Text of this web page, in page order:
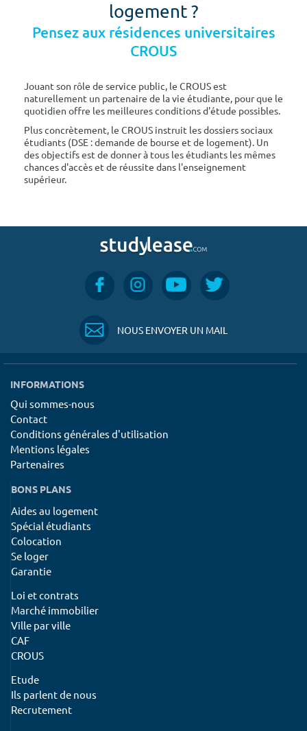
logement ?
Pensez aux résidences universitaires
CROUS
Jouant son rôle de service public, le CROUS est
naturellement un partenaire de la vie étudiante, pour que le
quotidien offre les meilleures conditions d'étude possibles.
Plus concrètement, le CROUS instruit les dossiers sociaux
étudiants (DSE : demande de bourse et de logement). Un
des objectifs est de donner à tous les étudiants les mêmes
chances d'accès et de réussite dans l'enseignement
supérieur.
NOUS ENVOYER UN MAIL
INFORMATIONS
Qui sommes-nous
Contact
Conditions générales d'utilisation
Mentions légales
Partenaires
BONS PLANS
Aides au logement
Spécial étudiants
Colocation
Se loger
Garantie
Loi et contrats
Marché immobilier
Ville par ville
CAF
CROUS
Etude
Ils parlent de nous
Recrutement